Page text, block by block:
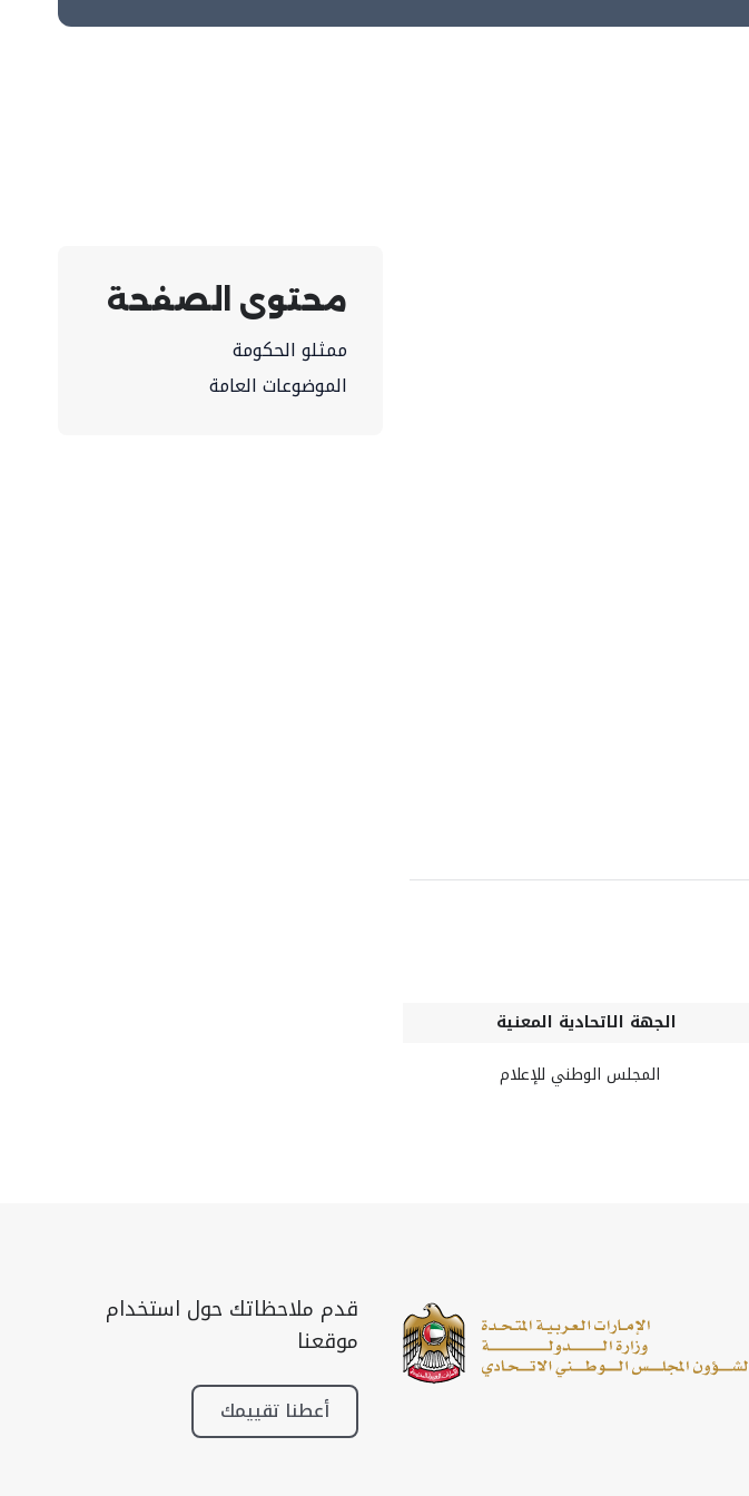
الجهة الاتحادية المعنية
المجلس الوطني للإعلام
محتوى الصفحة
ممثلو الحكومة
الموضوعات العامة
قدم ملاحظاتك حول استخدام
موقعنا
أعطنا تقييمك